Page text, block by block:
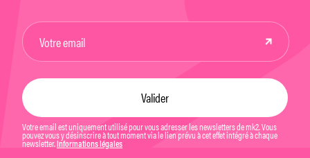
Votre email est uniquement utilisé pour vous adresser les newsletters de mk2. Vous
pouvez vous y désinscrire à tout moment via le lien prévu à cet effet intégré à chaque
newsletter. Informations légales